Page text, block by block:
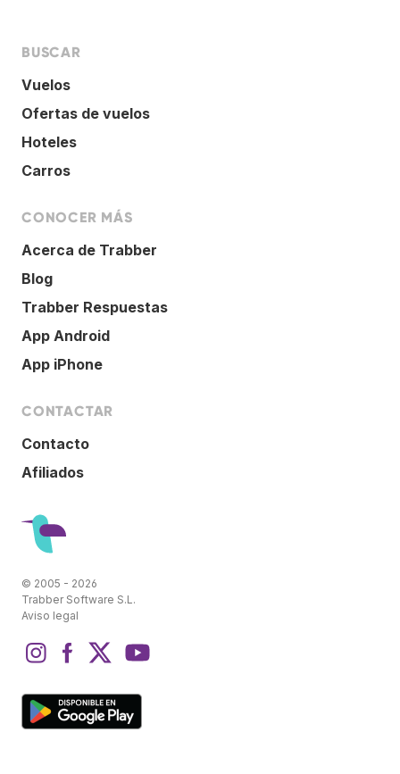
BUSCAR
Vuelos
Ofertas de vuelos
Hoteles
Carros
CONOCER MÁS
Acerca de Trabber
Blog
Trabber Respuestas
App Android
App iPhone
CONTACTAR
Contacto
Afiliados
© 2005 - 2026
Trabber Software S.L.
Aviso legal